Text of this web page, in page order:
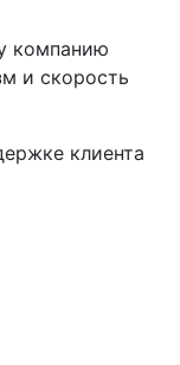
компанию
и скорость
клиента